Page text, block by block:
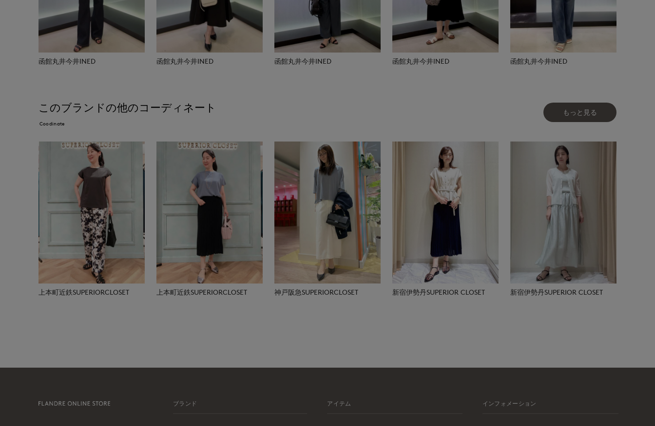
函館丸井今井INED 函館丸井今井INED 函館丸井今井INED 函館丸井今井INED 函館丸井今井INED
このブランドの他のコーディネート
Coodinate
もっと見る
上本町近鉄SUPERIORCLOSET 上本町近鉄SUPERIORCLOSET 神戸阪急SUPERIORCLOSET 新宿伊勢丹SUPERIOR CLOSET 新宿伊勢丹SUPERIOR CLOSET
ブランド アイテム インフォメーション